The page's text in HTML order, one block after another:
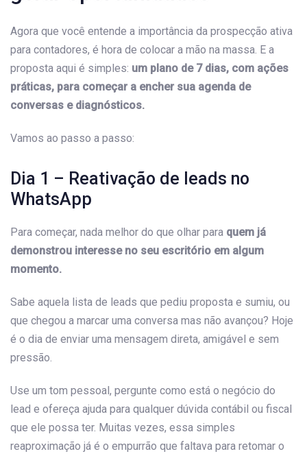
Agora que você entende a importância da prospecção ativa
para contadores, é hora de colocar a mão na massa. E a
proposta aqui é simples: um plano de 7 dias, com ações
práticas, para começar a encher sua agenda de
conversas e diagnósticos.
Vamos ao passo a passo:
Dia 1 – Reativação de leads no
WhatsApp
Para começar, nada melhor do que olhar para quem já
demonstrou interesse no seu escritório em algum
momento.
Sabe aquela lista de leads que pediu proposta e sumiu, ou
que chegou a marcar uma conversa mas não avançou? Hoje
é o dia de enviar uma mensagem direta, amigável e sem
pressão.
Use um tom pessoal, pergunte como está o negócio do
lead e ofereça ajuda para qualquer dúvida contábil ou fiscal
que ele possa ter. Muitas vezes, essa simples
reaproximação já é o empurrão que faltava para retomar o